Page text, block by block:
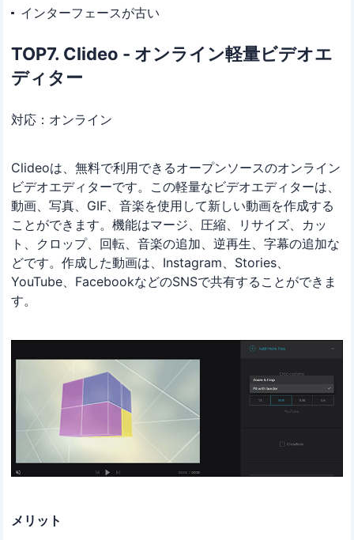
インターフェースが古い
TOP7. Clideo - オンライン軽量ビデオエ
ディター
対応：オンライン
Clideoは、無料で利用できるオープンソースのオンライン
ビデオエディターです。この軽量なビデオエディターは、
動画、写真、GIF、音楽を使用して新しい動画を作成する
ことができます。機能はマージ、圧縮、リサイズ、カッ
ト、クロップ、回転、音楽の追加、逆再生、字幕の追加な
どです。作成した動画は、Instagram、Stories、
YouTube、FacebookなどのSNSで共有することができま
す。
メリット